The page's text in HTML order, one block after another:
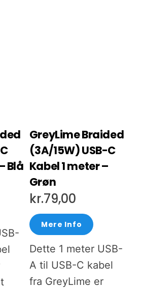
Blå
GreyLime Braided
(3A/15W) USB-C
Kabel 1 meter –
Grøn
kr.79,00
Mere Info
Dette 1 meter USB-
A til USB-C kabel
fra GreyLime er